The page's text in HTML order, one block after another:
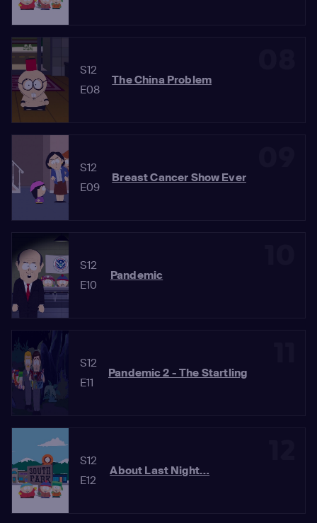
S12
E08
The China Problem
S12
E09
Breast Cancer Show Ever
S12
E10
Pandemic
S12
E11
Pandemic 2 - The Startling
S12
E12
About Last Night…